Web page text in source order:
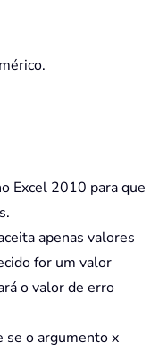
Excel 2010 para que
apenas valores
for um valor
o valor de erro
se o argumento x